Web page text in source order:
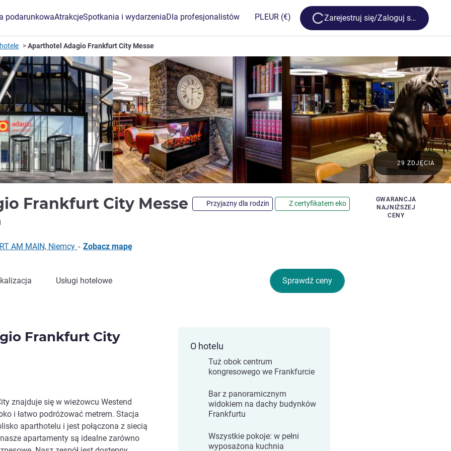
podarunkowaAtrakcjeSpotkania i wydarzeniaDla profesjonalistów PLEUR (€) Loading...
Zarejestruj się/Zaloguj się
Aparthotel Adagio Frankfurt City Messe
Frankfurt City Messe Przyjazny dla rodzin Z certyfikatem eko
GWARANCJA
NAJNIŻSZEJ
CENY
29 ZDJĘCIA
AM MAIN, Niemcy - Zobacz mapę
Sprawdź ceny
Usługi hotelowe
Frankfurt City
znajduje się w wieżowcu Westend
i łatwo podróżować metrem. Stacja
aparthotelu i jest połączona z siecią
apartamenty są idealne zarówno
O hotelu
Tuż obok centrum
kongresowego we Frankfurcie
Bar z panoramicznym
widokiem na dachy budynków
Frankfurtu
Wszystkie pokoje: w pełni
wyposażona kuchnia